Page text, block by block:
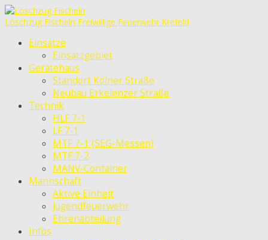
Löschzug Fischeln Freiwillige Feuerwehr Krefeld
Einsätze
Einsatzgebiet
Gerätehaus
Standort Kölner Straße
Neubau Erkelenzer Straße
Technik
HLF 7-1
LF 7-1
MTF 7-1 (SEG-Messen)
MTF 7-2
MANV-Container
Mannschaft
Aktive Einheit
Jugendfeuerwehr
Ehrenabteilung
Infos